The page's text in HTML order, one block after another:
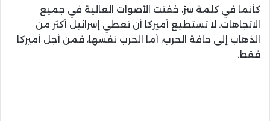
كأنما في كلمة سرّ، خفتت الأصوات العالية في جميع
الاتجاهات. لا تستطيع أميركا أن تعطي إسرائيل أكثر من
الذهاب إلى حافة الحرب، أما الحرب نفسها، فمن أجل أميركا
فقط.